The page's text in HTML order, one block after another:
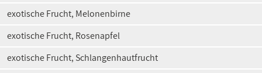
exotische Frucht, Melonenbirne
exotische Frucht, Rosenapfel
exotische Frucht, Schlangenhautfrucht